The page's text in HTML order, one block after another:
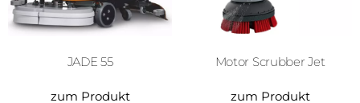
JADE 55
zum Produkt
Motor Scrubber Jet
zum Produkt